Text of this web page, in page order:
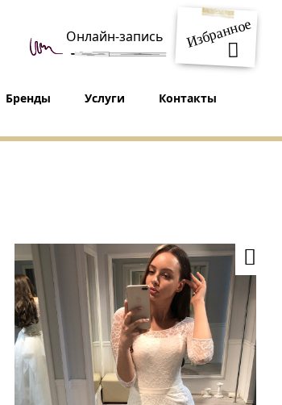
Избранное
Онлайн-запись
Бренды Услуги Контакты